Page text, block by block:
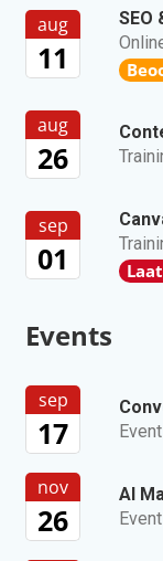
aug
11
SEO
aug
26
sep
01
Events
sep
17
Event
nov
26
AI
Event